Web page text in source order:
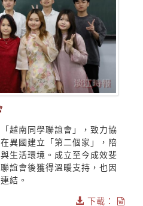
越南同學聯誼會」，致力協
異國建立「第二個家」，陪
生活環境。成立至今成效斐
誼會後獲得溫暖支持，也因
結。
下載：